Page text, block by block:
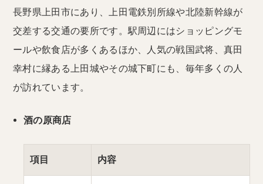
長野県上田市にあり、上田電鉄別所線や北陸新幹線が
交差する交通の要所です。駅周辺にはショッピングモ
ールや飲食店が多くあるほか、人気の戦国武将、真田
幸村に縁ある上田城やその城下町にも、毎年多くの人
が訪れています。
酒の原商店
項目 内容